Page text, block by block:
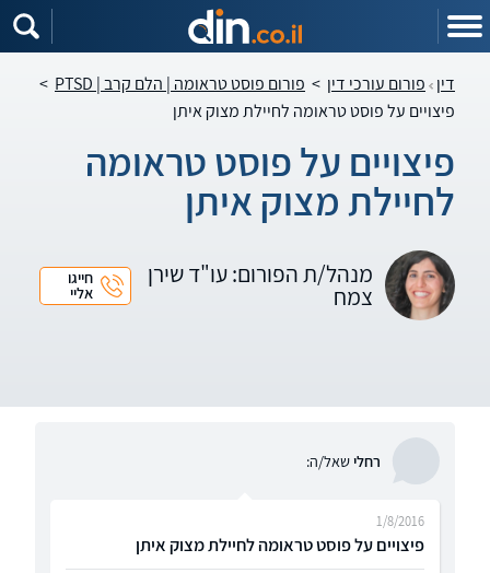
דין פורום עורכי דין > פורום פוסט טראומה | הלם קרב | PTSD
>
פיצויים על פוסט טראומה לחיילת מצוק איתן
פיצויים על פוסט טראומה
לחיילת מצוק איתן
מנהל/ת הפורום: עו"ד שירן
צמח
חייגו
אליי
רחלישאל/ה:
פיצויים על פוסט טראומה לחיילת מצוק איתן
1/8/2016